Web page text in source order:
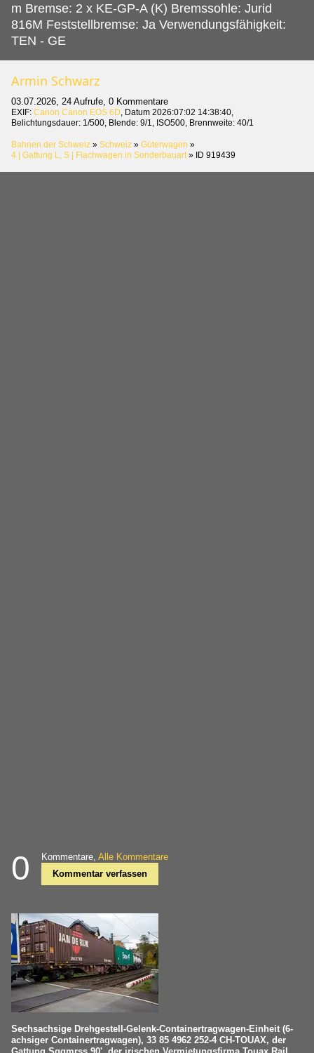
m Bremse: 2 x KE-GP-A (K) Bremssohle: Jurid
816M Feststellbremse: Ja Verwendungsfähigkeit:
TEN - GE
Armin Schwarz
03.07.2026, 24 Aufrufe, 0 Kommentare
EXIF: Canon Canon EOS 6D , Datum 2026:07:02 14:38:40,
Belichtungsdauer: 1/500, Blende: 9/1, ISO500, Brennweite: 40/1
Bahnen der Schweiz » Schweiz » Güterwagen »
4 | Gattung L, S | Flachwagen in Sonderbauart » ID 919439
0 Kommentare, Alle Kommentare
Kommentar verfassen
Sechsachsige Drehgestell-Gelenk-Containertragwagen-Einheit (6-
achsiger Containertragwagen), 33 85 4962 252-4 CH-TOUAX, der
Gattung Sggmrss 90', der irischen Vermietungsfirma Touax Rail